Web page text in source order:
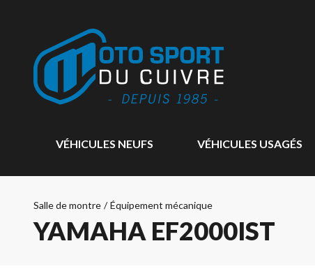
VÉHICULES NEUFS VÉHICULES USAGÉS
Salle de montre / Équipement mécanique
YAMAHA EF2000IST